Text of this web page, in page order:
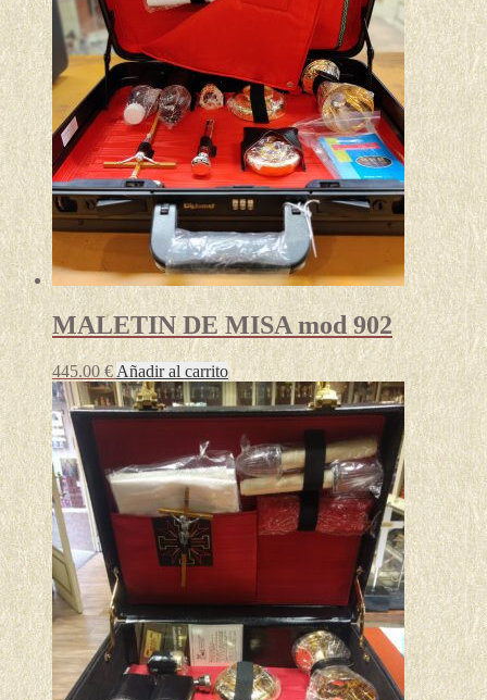
MALETIN DE MISA mod 902
445.00 € Añadir al carrito